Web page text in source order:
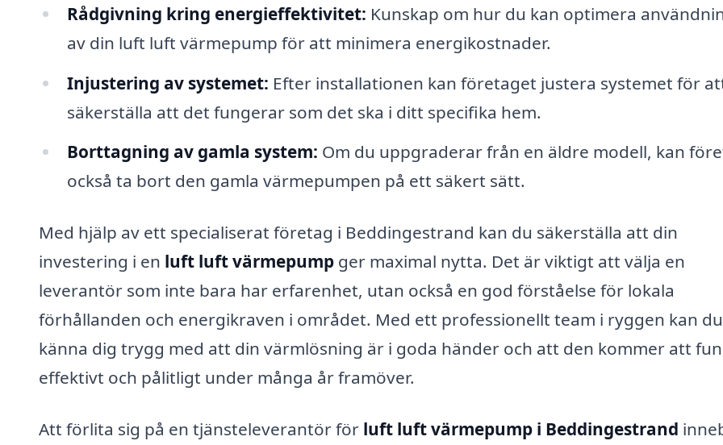
Rådgivning kring energieffektivitet: Kunskap om hur du kan optimera
av din luft luft värmepump för att minimera energikostnader.
Injustering av systemet: Efter installationen kan företaget justera systemet för
säkerställa att det fungerar som det ska i ditt specifika hem.
Borttagning av gamla system: Om du uppgraderar från en äldre modell, kan
också ta bort den gamla värmepumpen på ett säkert sätt.
Med hjälp av ett specialiserat företag i Beddingestrand kan du säkerställa att din
investering i en luft luft värmepump ger maximal nytta. Det är viktigt att välja en
leverantör som inte bara har erfarenhet, utan också en god förståelse för lokala
förhållanden och energikraven i området. Med ett professionellt team i ryggen kan du
känna dig trygg med att din värmlösning är i goda händer och att den kommer att
effektivt och pålitligt under många år framöver.
Att förlita sig på en tjänsteleverantör för luft luft värmepump i Beddingestrand